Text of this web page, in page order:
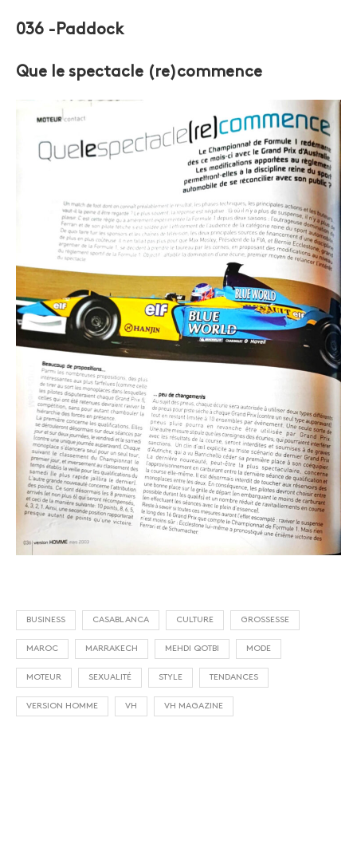
036 -Paddock
Que le spectacle (re)commence
BUSINESS CASABLANCA CULTURE GROSSESSE
MAROC MARRAKECH MEHDI QOTBI MODE
MOTEUR SEXUALITÉ STYLE TENDANCES
VERSION HOMME VH VH MAGAZINE